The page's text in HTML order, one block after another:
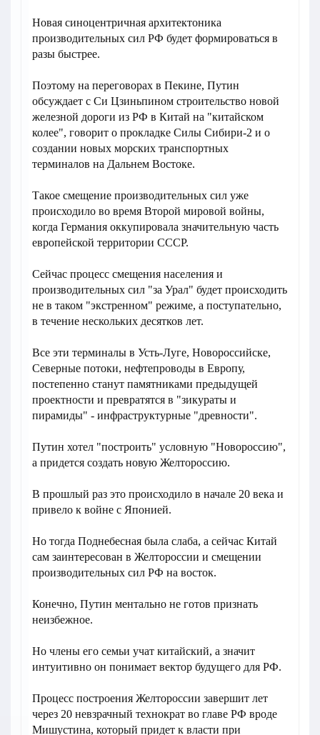
Новая синоцентричная архитектоника
производительных сил РФ будет формироваться в
разы быстрее.
Поэтому на переговорах в Пекине, Путин
обсуждает с Си Цзиньпином строительство новой
железной дороги из РФ в Китай на "китайском
колее", говорит о прокладке Силы Сибири-2 и о
создании новых морских транспортных
терминалов на Дальнем Востоке.
Такое смещение производительных сил уже
происходило во время Второй мировой войны,
когда Германия оккупировала значительную часть
европейской территории СССР.
Сейчас процесс смещения населения и
производительных сил "за Урал" будет происходить
не в таком "экстренном" режиме, а поступательно,
в течение нескольких десятков лет.
Все эти терминалы в Усть-Луге, Новороссийске,
Северные потоки, нефтепроводы в Европу,
постепенно станут памятниками предыдущей
проектности и превратятся в "зикураты и
пирамиды" - инфраструктурные "древности".
Путин хотел "построить" условную "Новороссию",
а придется создать новую Желтороссию.
В прошлый раз это происходило в начале 20 века и
привело к войне с Японией.
Но тогда Поднебесная была слаба, а сейчас Китай
сам заинтересован в Желтороссии и смещении
производительных сил РФ на восток.
Конечно, Путин ментально не готов признать
неизбежное.
Но члены его семьи учат китайский, а значит
интуитивно он понимает вектор будущего для РФ.
Процесс построения Желтороссии завершит лет
через 20 невзрачный технократ во главе РФ вроде
Мишустина, который придет к власти при